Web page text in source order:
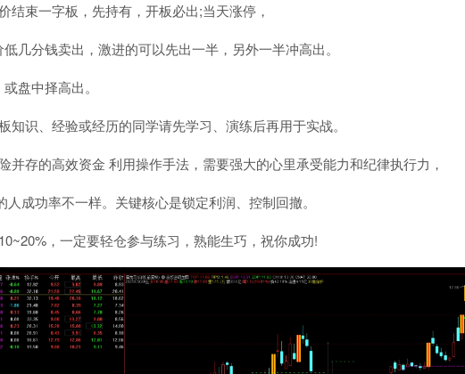
结束一字板，先持有，开板必出;当天涨停，
几分钱卖出，激进的可以先出一半，另外一半冲高出。
盘中择高出。
知识、经验或经历的同学请先学习、演练后再用于实战。
并存的高效资金 利用操作手法，需要强大的心里承受能力和纪律执行力，
成功率不一样。关键核心是锁定利润、控制回撤。
，一定要轻仓参与练习，熟能生巧，祝你成功!